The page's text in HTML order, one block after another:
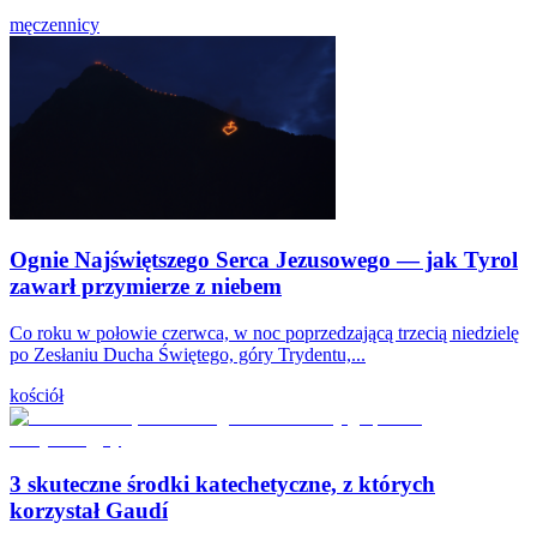
męczennicy
Ognie Najświętszego Serca Jezusowego — jak Tyrol
zawarł przymierze z niebem
Co roku w połowie czerwca, w noc poprzedzającą trzecią niedzielę
po Zesłaniu Ducha Świętego, góry Trydentu,...
kościół
3 skuteczne środki katechetyczne, z których
korzystał Gaudí